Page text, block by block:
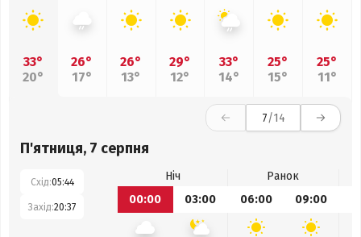
33°
20°
26°
17°
26°
13°
29°
12°
33°
14°
25°
15°
25°
11°
7/14
П'ятниця, 7 серпня
Схід:05:44
Захід:20:37
Ніч
Ранок
00:00
03:00 06:00 09:00